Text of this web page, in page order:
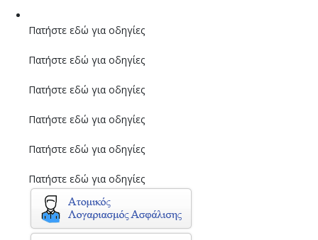
Πατήστε εδώ για οδηγίες
Πατήστε εδώ για οδηγίες
Πατήστε εδώ για οδηγίες
Πατήστε εδώ για οδηγίες
Πατήστε εδώ για οδηγίες
Πατήστε εδώ για οδηγίες